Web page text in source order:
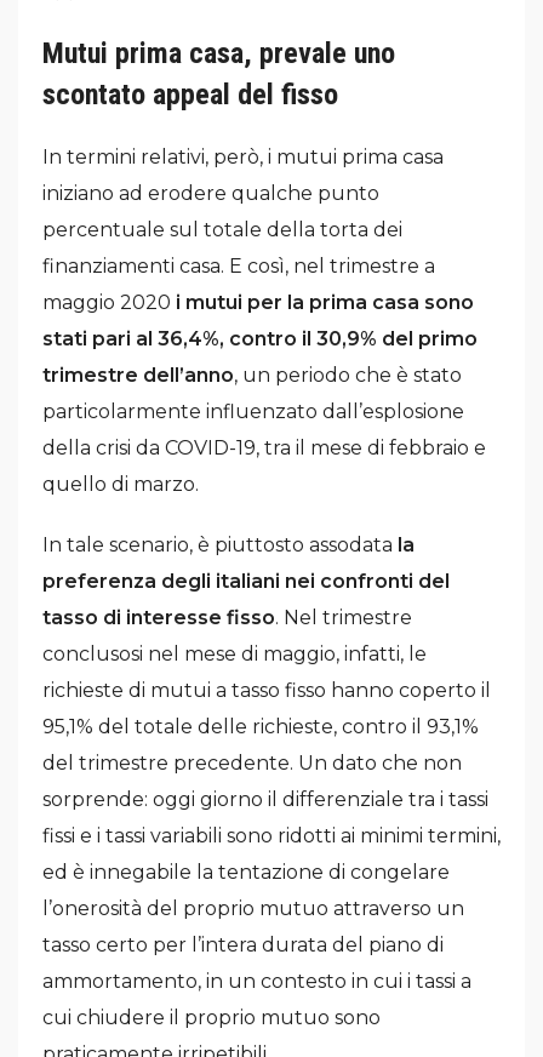
Mutui prima casa, prevale uno
scontato appeal del fisso
In termini relativi, però, i mutui prima casa
iniziano ad erodere qualche punto
percentuale sul totale della torta dei
finanziamenti casa. E così, nel trimestre a
maggio 2020 i mutui per la prima casa sono
stati pari al 36,4%, contro il 30,9% del primo
trimestre dell’anno, un periodo che è stato
particolarmente influenzato dall’esplosione
della crisi da COVID-19, tra il mese di febbraio e
quello di marzo.
In tale scenario, è piuttosto assodata la
preferenza degli italiani nei confronti del
tasso di interesse fisso. Nel trimestre
conclusosi nel mese di maggio, infatti, le
richieste di mutui a tasso fisso hanno coperto il
95,1% del totale delle richieste, contro il 93,1%
del trimestre precedente. Un dato che non
sorprende: oggi giorno il differenziale tra i tassi
fissi e i tassi variabili sono ridotti ai minimi termini,
ed è innegabile la tentazione di congelare
l’onerosità del proprio mutuo attraverso un
tasso certo per l’intera durata del piano di
ammortamento, in un contesto in cui i tassi a
cui chiudere il proprio mutuo sono